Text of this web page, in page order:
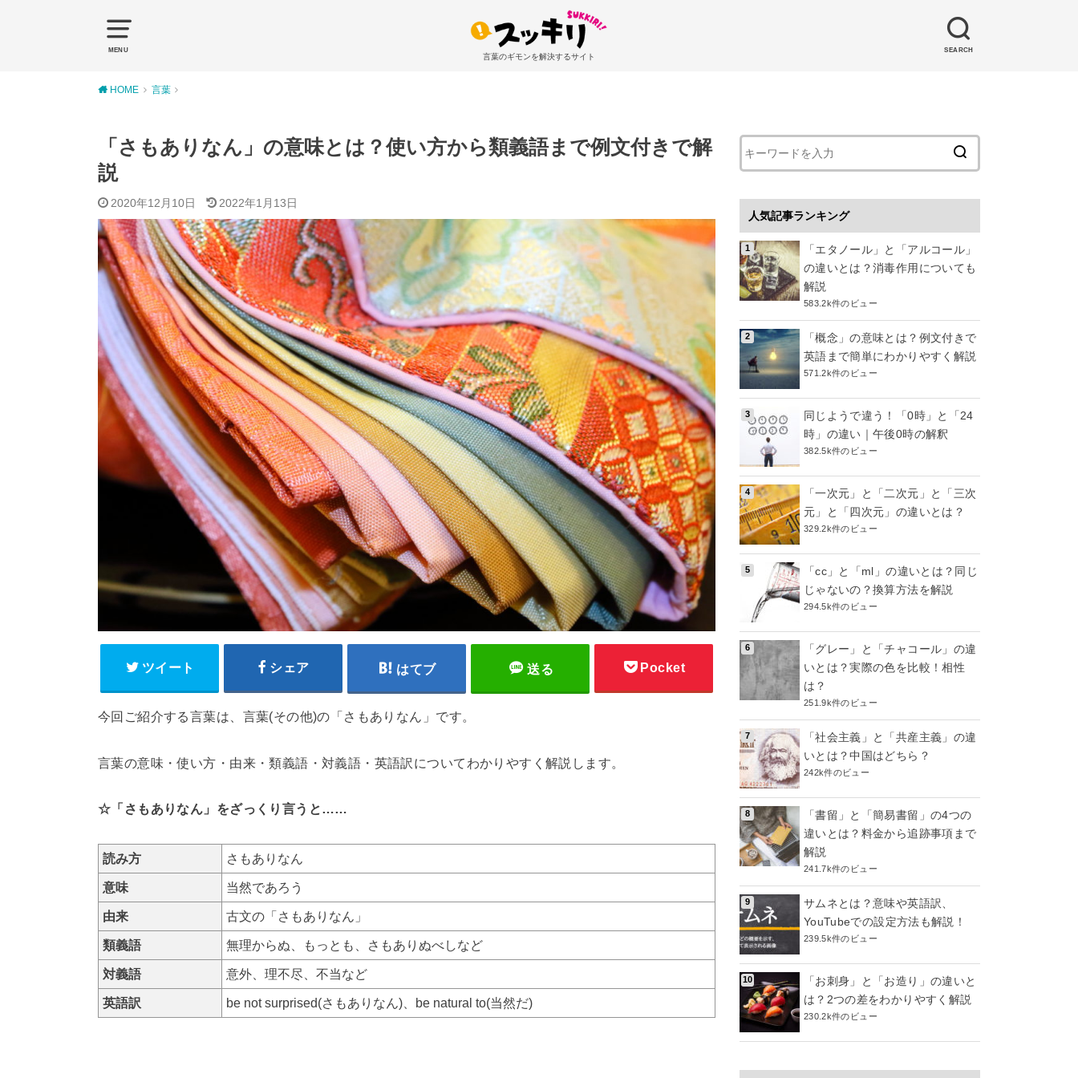
MENU SEARCH
言葉のギモンを解決するサイト
HOME 言葉
「さもありなん」の意味とは？使い方から類義語まで例文付きで解
説
2020年12月10日 2022年1月13日
ツイート シェア はてブ 送る Pocket
今回ご紹介する言葉は、言葉(その他)の「さもありなん」です。
言葉の意味・使い方・由来・類義語・対義語・英語訳についてわかりやすく解説します。
☆「さもありなん」をざっくり言うと……
読み方 さもありなん
意味 当然であろう
由来 古文の「さもありなん」
類義語 無理からぬ、もっとも、さもありぬべしなど
対義語 意外、理不尽、不当など
英語訳 be not surprised(さもありなん)、be natural to(当然だ)
人気記事ランキング
「エタノール」と「アルコール」
の違いとは？消毒作用についても
解説
583.2k件のビュー
「概念」の意味とは？例文付きで
英語まで簡単にわかりやすく解説
571.2k件のビュー
同じようで違う！「0時」と「24
時」の違い｜午後0時の解釈
382.5k件のビュー
「一次元」と「二次元」と「三次
元」と「四次元」の違いとは？
329.2k件のビュー
「cc」と「ml」の違いとは？同じ
じゃないの？換算方法を解説
294.5k件のビュー
「グレー」と「チャコール」の違
いとは？実際の色を比較！相性
は？
251.9k件のビュー
「社会主義」と「共産主義」の違
いとは？中国はどちら？
242k件のビュー
「書留」と「簡易書留」の4つの
違いとは？料金から追跡事項まで
解説
241.7k件のビュー
サムネとは？意味や英語訳、
YouTubeでの設定方法も解説！
239.5k件のビュー
「お刺身」と「お造り」の違いと
は？2つの差をわかりやすく解説
230.2k件のビュー